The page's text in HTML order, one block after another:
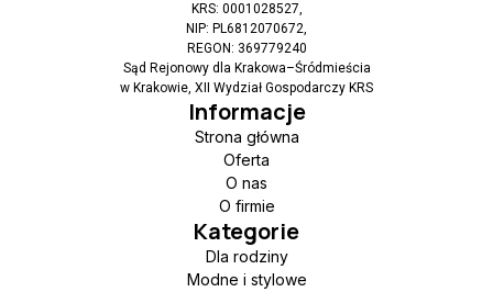
KRS: 0001028527,
NIP: PL6812070672,
REGON: 369779240
Sąd Rejonowy dla Krakowa–Śródmieścia
w Krakowie, XII Wydział Gospodarczy KRS
Informacje
Strona główna
Oferta
O nas
O firmie
Kategorie
Dla rodziny
Modne i stylowe